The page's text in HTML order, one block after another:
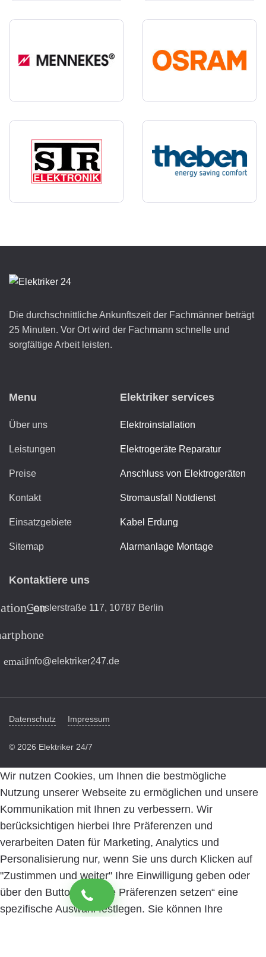
Die durchschnittliche Ankunftszeit der Fachmänner beträgt
25 Minuten. Vor Ort wird der Fachmann schnelle und
sorgfältige Arbeit leisten.
Menu
Über uns
Leistungen
Preise
Kontakt
Einsatzgebiete
Sitemap
Elektriker services
Elektroinstallation
Elektrogeräte Reparatur
Anschluss von Elektrogeräten
Stromausfall Notdienst
Kabel Erdung
Alarmanlage Montage
Kontaktiere uns
Genslerstraße 117, 10787 Berlin
emailinfo@elektriker247.de
Datenschutz Impressum
© 2026 Elektriker 24/7
Wir nutzen Cookies, um Ihnen die bestmögliche
Nutzung unserer Webseite zu ermöglichen und unsere
Kommunikation mit Ihnen zu verbessern. Wir
berücksichtigen hierbei Ihre Präferenzen und
verarbeiten Daten für Marketing, Analytics und
Personalisierung nur, wenn Sie uns durch Klicken auf
"Zustimmen und weiter" Ihre Einwilligung geben oder
über den Button „Cookie Präferenzen setzen“ eine
spezifische Auswahl festlegen. Sie können Ihre